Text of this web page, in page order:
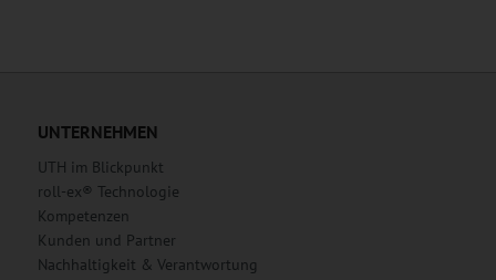
UNTERNEHMEN
UTH im Blickpunkt
roll-ex® Technologie
Kompetenzen
Kunden und Partner
Nachhaltigkeit & Verantwortung